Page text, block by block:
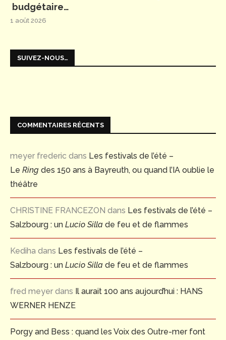
budgétaire…
1 août 2026
SUIVEZ-NOUS…
COMMENTAIRES RÉCENTS
meyer frederic dans Les festivals de l’été –
Le Ring des 150 ans à Bayreuth, ou quand l’IA oublie le
théâtre
CHRISTINE FRANCEZON dans Les festivals de l’été –
Salzbourg : un Lucio Silla de feu et de flammes
Kediha dans Les festivals de l’été –
Salzbourg : un Lucio Silla de feu et de flammes
fred meyer dans Il aurait 100 ans aujourd’hui : HANS
WERNER HENZE
Porgy and Bess : quand les Voix des Outre-mer font